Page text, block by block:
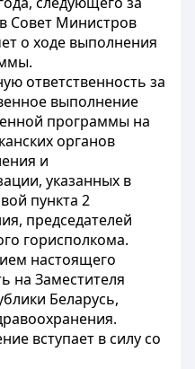
Совет Министров
о ходе выполнения
ответственность за
выполнение
программы на
органов
и
указанных в
пункта 2
председателей
горисполкома.
настоящего
на Заместителя
Беларусь,
вступает в силу со